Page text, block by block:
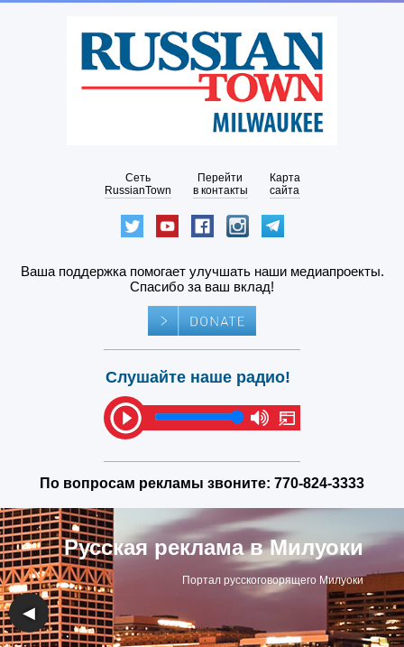
Сеть
RussianTown
Перейти
в контакты
Карта
сайта
Ваша поддержка помогает улучшать наши медиапроекты.
Спасибо за ваш вклад!
Слушайте наше радио!
По вопросам рекламы звоните: 770-824-3333
Русская реклама в Милуоки
Портал русскоговорящего Милуоки
◀ ▶